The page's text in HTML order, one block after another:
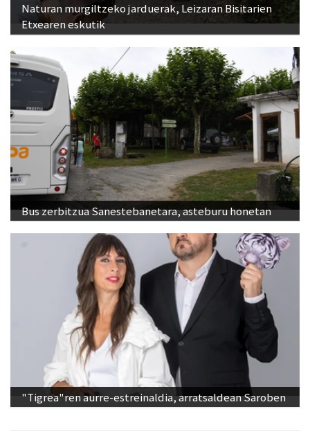
Naturan murgiltzeko jarduerak, Leizaran Bisitarien
Etxearen eskutik
Bus zerbitzua Sanestebanetara, asteburu honetan
"Tigrea"ren aurre-estreinaldia, arratsaldean Saroben